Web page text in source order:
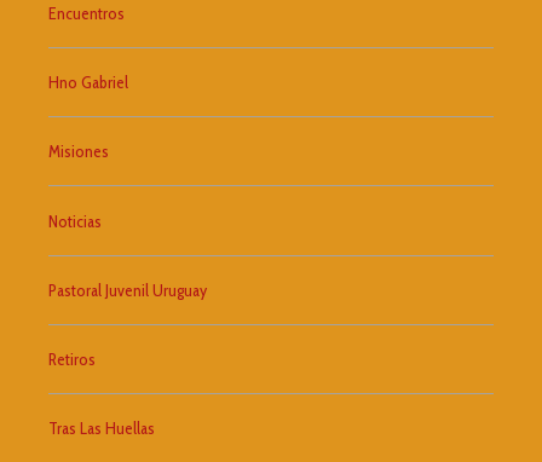
Encuentros
Hno Gabriel
Misiones
Noticias
Pastoral Juvenil Uruguay
Retiros
Tras Las Huellas